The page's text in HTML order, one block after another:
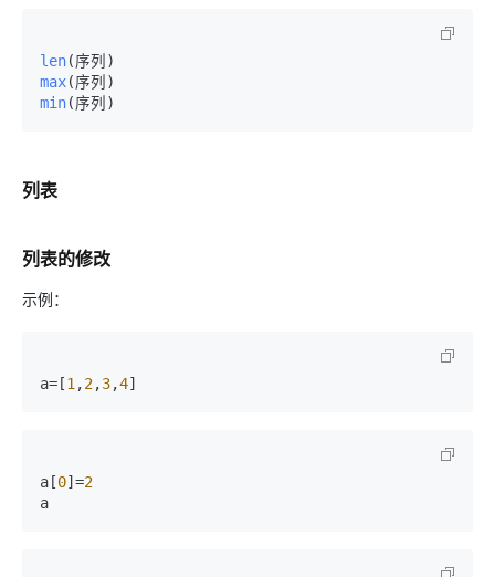
len(序列)
max(序列)
min(序列)
列表
列表的修改
示例：
a=[1 ,2,3,4]
a[0]=2
a